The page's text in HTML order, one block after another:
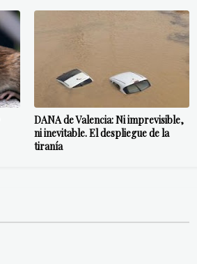
DANA de Valencia: Ni imprevisible,
ni inevitable. El despliegue de la
tiranía